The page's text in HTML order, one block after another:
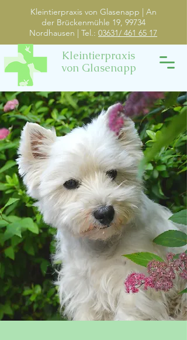
Kleintierpraxis von Glasenapp | An
der Brückenmühle 19, 99734
Nordhausen | Tel.: 03631/ 461 65 17
Kleintierpraxis
von Glasenapp